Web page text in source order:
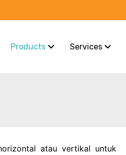
Products Services
atau vertikal untuk